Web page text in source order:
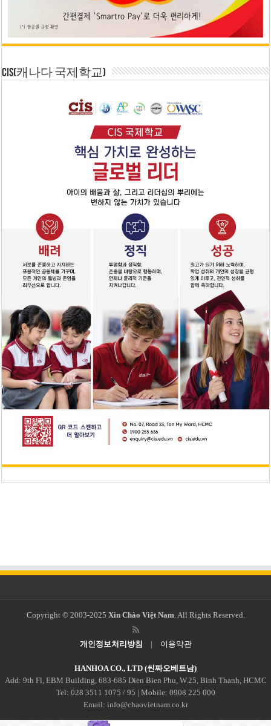
CIS(캐나다 국제학교)
Copyright © 2003-2025 Xin Chào Việt Nam . All Rights Reserved.
개인정보처리방침 | 이용약관
HANHOA CO., LTD (씬짜오베트남)
Add: 9th Fl, EBM Building, 683-685 Dien Bien Phu, W.25, Binh Thanh, HCMC
Tel: 028 3511 1075 / 95 | Mobile: 0908 225 000
Email: info@chaovietnam.co.kr